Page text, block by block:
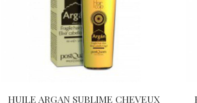
HUILE ARGAN SUBLIME CHEVEUX